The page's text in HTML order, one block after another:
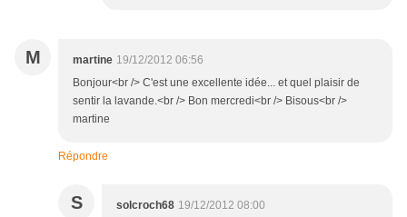
M martine 19/12/2012 06:56
Bonjour<br /> C'est une excellente idée... et quel plaisir de
sentir la lavande.<br /> Bon mercredi<br /> Bisous<br />
martine
Répondre
S solcroch68 19/12/2012 08:00